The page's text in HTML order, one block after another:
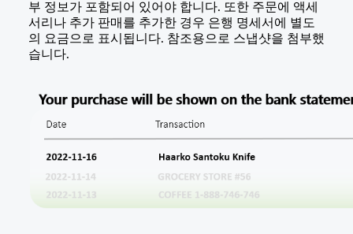
부 정보가 포함되어 있어야 합니다. 또한 주문에 액세
서리나 추가 판매를 추가한 경우 은행 명세서에 별도
의 요금으로 표시됩니다. 참조용으로 스냅샷을 첨부했
습니다.